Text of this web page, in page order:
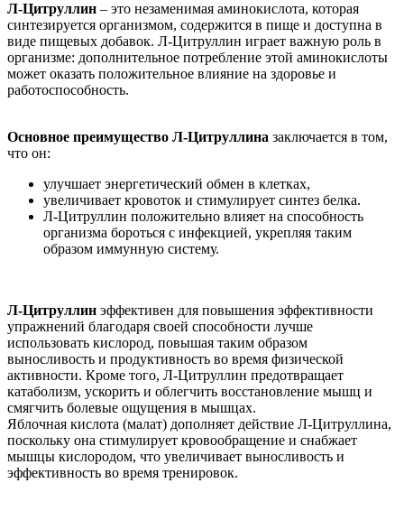
Л-Цитруллин – это незаменимая аминокислота, которая
синтезируется организмом, содержится в пище и доступна в
виде пищевых добавок. Л-Цитруллин играет важную роль в
организме: дополнительное потребление этой аминокислоты
может оказать положительное влияние на здоровье и
работоспособность.
Основное преимущество Л-Цитруллина заключается в том,
что он:
улучшает энергетический обмен в клетках,
увеличивает кровоток и стимулирует синтез белка.
Л-Цитруллин положительно влияет на способность
организма бороться с инфекцией, укрепляя таким
образом иммунную систему.
Л-Цитруллин эффективен для повышения эффективности
упражнений благодаря своей способности лучше
использовать кислород, повышая таким образом
выносливость и продуктивность во время физической
активности. Кроме того, Л-Цитруллин предотвращает
катаболизм, ускорить и облегчить восстановление мышц и
смягчить болевые ощущения в мышцах.
Яблочная кислота (малат) дополняет действие Л-Цитруллина,
поскольку она стимулирует кровообращение и снабжает
мышцы кислородом, что увеличивает выносливость и
эффективность во время тренировок.